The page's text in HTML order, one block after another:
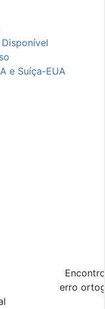
e Suíça-EUA
erro